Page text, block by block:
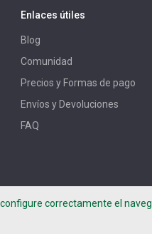
correctamente el
Enlaces útiles
Blog
Comunidad
Precios y Formas de pago
Envíos y Devoluciones
FAQ